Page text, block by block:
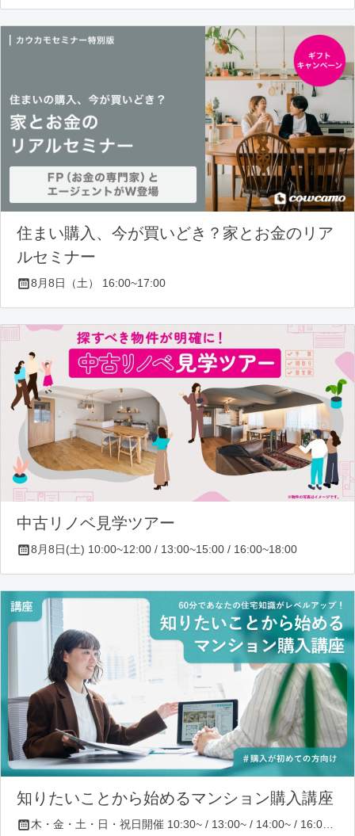
住まい購入、今が買いどき？家とお金のリア
ルセミナー
8月8日（土） 16:00~17:00
中古リノベ見学ツアー
8月8日(土) 10:00~12:00 / 13:00~15:00 / 16:00~18:00
知りたいことから始めるマンション購入講座
木・金・土・日・祝日開催 10:30~ / 13:00~ / 14:00~ / 16:00~ / 17:00~/ 18:30~/ 19:30~